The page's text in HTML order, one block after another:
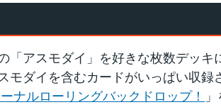
「アスモダイ」を好きな枚数デッキ
ダイを含むカードがいっぱい収録
ナルローリングバックドロップ！